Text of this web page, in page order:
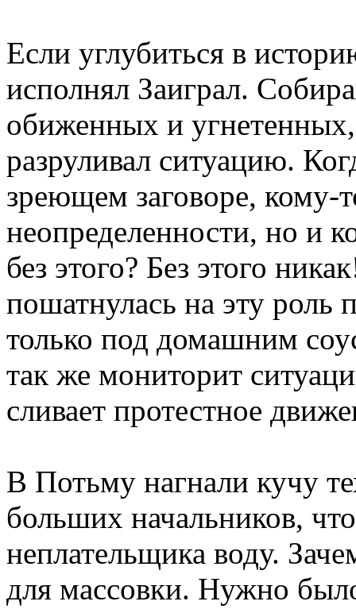
Если углубиться в
исполнял Заиграл.
обиженных и
разруливал ситуацию.
зреющем заговоре, кому-
неопределенности, но и
без этого? Без этого
пошатнулась на эту
только под домашним
так же мониторит
сливает протестное
В Потьму нагнали кучу
больших начальников,
неплательщика воду.
для массовки. Нужно